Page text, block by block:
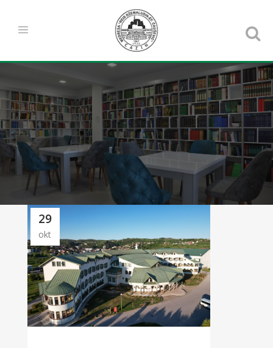
29
okt